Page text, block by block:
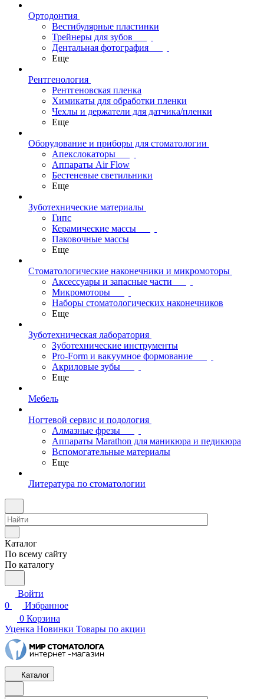
Ортодонтия
Вестибулярные пластинки
Трейнеры для зубов
Дентальная фотография
Еще
Рентгенология
Рентгеновская пленка
Химикаты для обработки пленки
Чехлы и держатели для датчика/пленки
Еще
Оборудование и приборы для стоматологии
Апекслокаторы
Аппараты Air Flow
Бестеневые светильники
Еще
Зуботехнические материалы
Гипс
Керамические массы
Паковочные массы
Еще
Стоматологические наконечники и микромоторы
Аксессуары и запасные части
Микромоторы
Наборы стоматологических наконечников
Еще
Зуботехническая лаборатория
Зуботехнические инструменты
Pro-Form и вакуумное формование
Акриловые зубы
Еще
Мебель
Ногтевой сервис и подология
Алмазные фрезы
Аппараты Marathon для маникюра и педикюра
Вспомогательные материалы
Еще
Литература по стоматологии
Каталог
По всему сайту
По каталогу
Войти
0
Избранное
0 Корзина
Уценка Новинки Товары по акции
Каталог